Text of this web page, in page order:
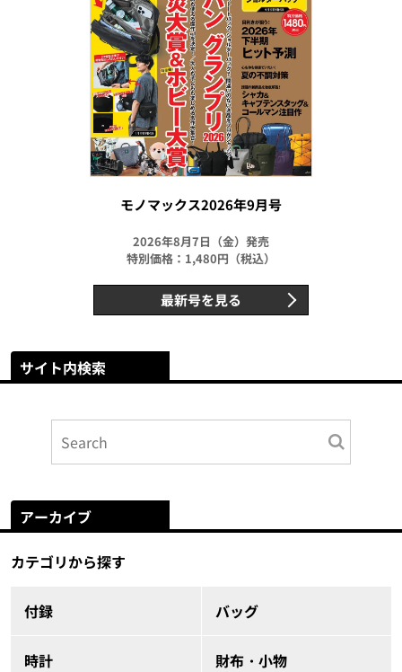
モノマックス2026年9月号
2026年8月7日（金）発売
特別価格：1,480円（税込）
最新号を見る
サイト内検索
アーカイブ
カテゴリから探す
付録 バッグ
時計 財布・小物